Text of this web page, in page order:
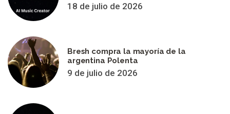
18 de julio de 2026
Bresh compra la mayoría de la
argentina Polenta
9 de julio de 2026